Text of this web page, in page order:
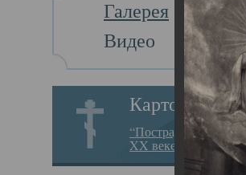
Галерея
Видео
Картотека
“Пострадавшие за
XX веке на Севере”